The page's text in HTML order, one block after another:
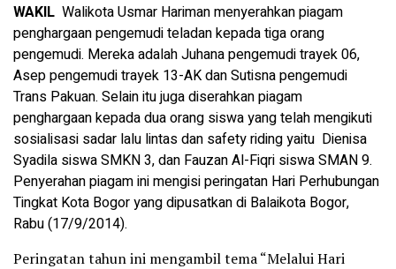
WAKIL Walikota Usmar Hariman menyerahkan piagam
penghargaan pengemudi teladan kepada tiga orang
pengemudi. Mereka adalah Juhana pengemudi trayek 06,
Asep pengemudi trayek 13-AK dan Sutisna pengemudi
Trans Pakuan. Selain itu juga diserahkan piagam
penghargaan kepada dua orang siswa yang telah mengikuti
sosialisasi sadar lalu lintas dan safety riding yaitu Dienisa
Syadila siswa SMKN 3, dan Fauzan Al-Fiqri siswa SMAN 9.
Penyerahan piagam ini mengisi peringatan Hari Perhubungan
Tingkat Kota Bogor yang dipusatkan di Balaikota Bogor,
Rabu (17/9/2014).
Peringatan tahun ini mengambil tema “Melalui Hari